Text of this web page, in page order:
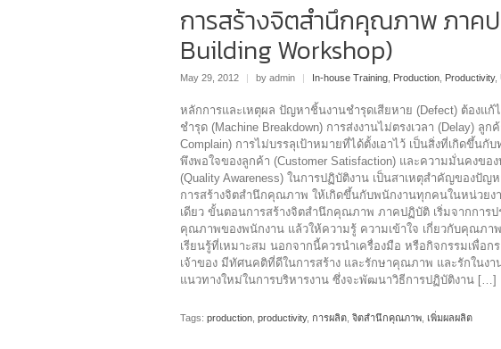
การสร้างจิตสำนึกคุณภาพ ภาค
Building Workshop)
May 29, 2012 | by admin | In-house Training Production Productivity,
หลักการและเหตุผล ปัญหาชิ้นงานชำรุดเสียหาย (Defect) ต้องแ
ชำรุด (Machine Breakdown) การส่งงานไม่ตรงเวลา (Delay) ลู
Complain) การไม่บรรลุเป้าหมายที่ได้ตั้งเอาไว้ เป็นสิ่งที่เกิดขึ้
พึงพอใจของลูกค้า (Customer Satisfaction) และความมั่นคงข
(Quality Awareness) ในการปฏิบัติงาน เป็นสาเหตุสำคัญของปั
การสร้างจิตสำนึกคุณภาพ ให้เกิดขึ้นกับพนักงานทุกคนในหน่วย
เดียว ขั้นตอนการสร้างจิตสำนึกคุณภาพ ภาคปฏิบัติ เริ่มจากการ
คุณภาพของพนักงาน แล้วให้ความรู้ ความเข้าใจ เกี่ยวกับคุณภา
เรียนรู้ที่เหมาะสม นอกจากนี้ควรนำเครื่องมือ หรือกิจกรรมเพื่อ
เจ้าของ มีทัศนคติที่ดีในการสร้าง และรักษาคุณภาพ และรักในง
แนวทางใหม่ในการบริหารงาน ซึ่งจะพัฒนาวิธีการปฏิบัติงาน […]
Tags: production productivity, การผลิต จิตสำนึกคุณภาพ เพิ่มผลผลิต